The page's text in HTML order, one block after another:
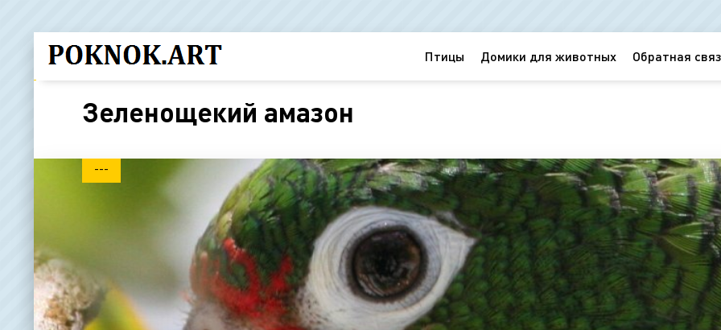
Птицы Домики для животных Обратная
Зеленощекий амазон
---